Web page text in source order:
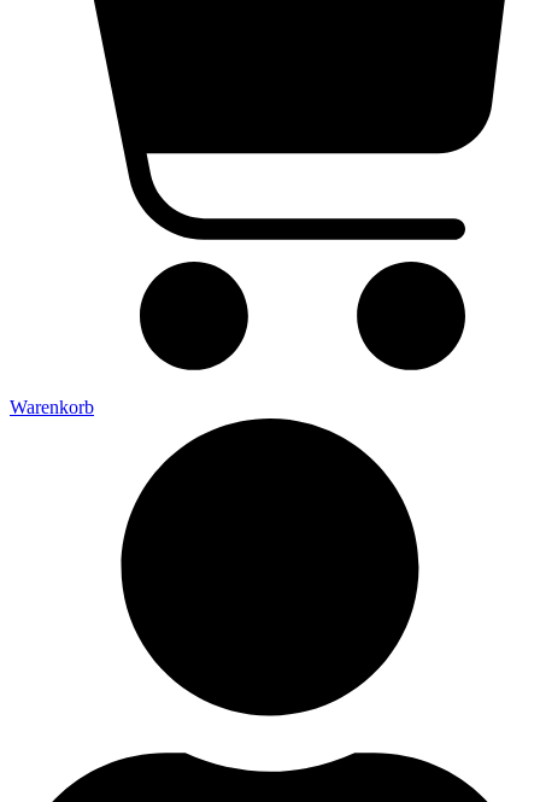
Warenkorb